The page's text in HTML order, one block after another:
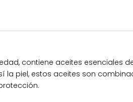
contiene aceites esenciales
la piel, estos aceites son